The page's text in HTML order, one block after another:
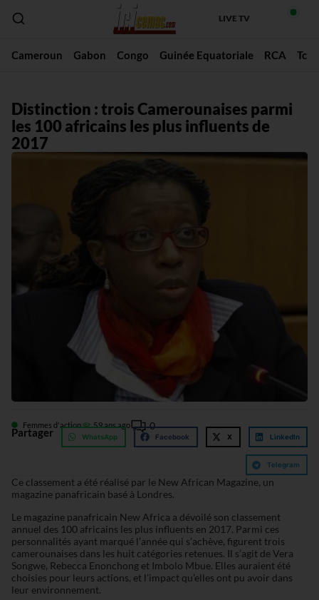
LIVE TV
Cameroun Gabon Congo Guinée Equatoriale RCA
Distinction : trois Camerounaises parmi
les 100 africains les plus influents de
2017
Femmes d'action 59 ans ago 0
Partager WhatsApp Facebook X LinkedIn
Telegram
Ce classement a été réalisé par le New African Magazine, un
magazine panafricain basé à Londres.
Le magazine panafricain New Africa a dévoilé son classement
annuel des 100 africains les plus influents en 2017. Parmi ces
personnalités ayant marqué l’année qui s’achève, figurent trois
camerounaises dans les huit catégories retenues. Il s’agit de Vera
Songwe, Rebecca Enonchong et Imbolo Mbue. Elles auraient été
choisies pour leurs actions, et l’impact qu’elles ont pu avoir dans
leur environnement.